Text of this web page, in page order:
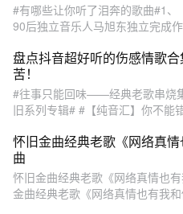
#有哪些让你听了泪奔的歌曲#1
90后独立音乐人马旭东独立完成
盘点抖音超好听的伤感情歌
苦！
#往事只能回味——经典老歌串烧
旧系列专辑# #【纯音汇】你不能
怀旧金曲经典老歌《网络真
曲
怀旧金曲经典老歌《网络真情也
金曲经典老歌《网络真情也有我